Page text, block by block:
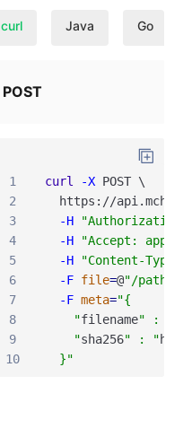
curl Java Go
POST
1 curl -X POST \
2
https : //api .mch
3
-H
"Authorization:
4
-H
"Accept:
5
-H
"Content-
6
-F file=@"/path/
7
-F meta="{
8
    "
filename" : "
9
    "
sha256" : "
10
  }"